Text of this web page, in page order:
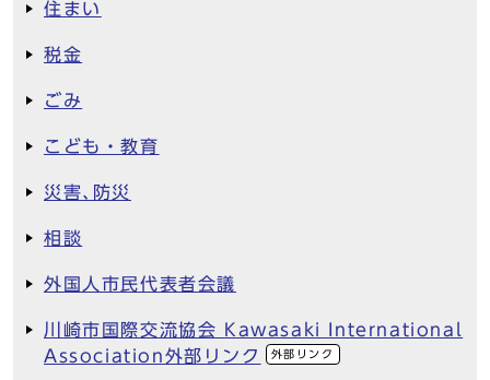
住まい
税金
ごみ
こども・教育
災害､防災
相談
外国人市民代表者会議
川崎市国際交流協会 Kawasaki International
Association外部リンク
外部リンク